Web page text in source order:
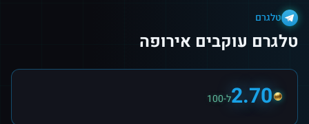
טלגרם
טלגרם עוקבים אירופה
2.70ל-100